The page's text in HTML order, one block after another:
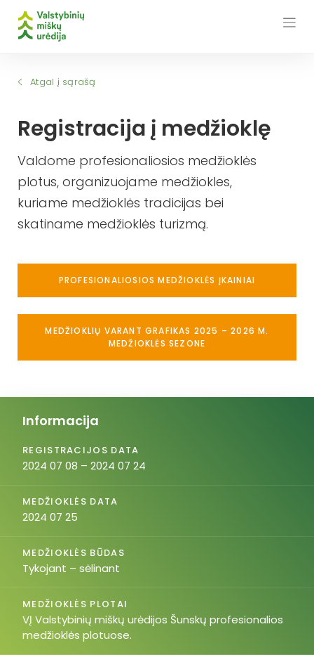
Atgal į sąrašą
Registracija į medžioklę
Valdome profesionaliosios medžioklės
plotus, organizuojame medžiokles,
kuriame medžioklės tradicijas bei
skatiname medžioklės turizmą.
PROFESIONALIOSIOS MEDŽIOKLĖS ĮKAINIAI
MEDŽIOKLIŲ VARANT GRAFIKAS 2025 – 2026 M.
MEDŽIOKLĖS SEZONE
Informacija
REGISTRACIJOS DATA
2024 07 08 – 2024 07 24
MEDŽIOKLĖS DATA
2024 07 25
MEDŽIOKLĖS BŪDAS
Tykojant – sėlinant
MEDŽIOKLĖS PLOTAI
VĮ Valstybinių miškų urėdijos Šunskų profesionalios
medžioklės plotuose.